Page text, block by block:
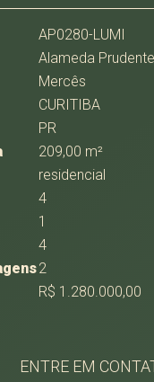
AP0280-LUMI
Alameda
Mercês
CURITIBA
PR
209,00 m²
residencial
4
1
4
2
R$ 1.280.000,00
ENTRE EM